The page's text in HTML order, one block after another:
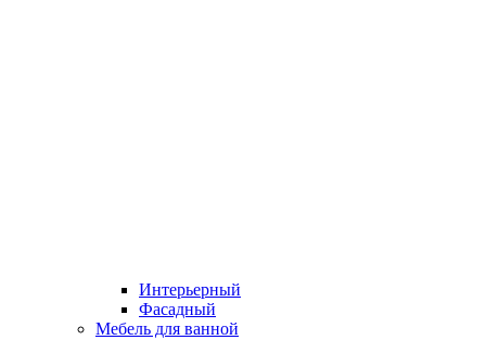
Интерьерный
Фасадный
Мебель для ванной